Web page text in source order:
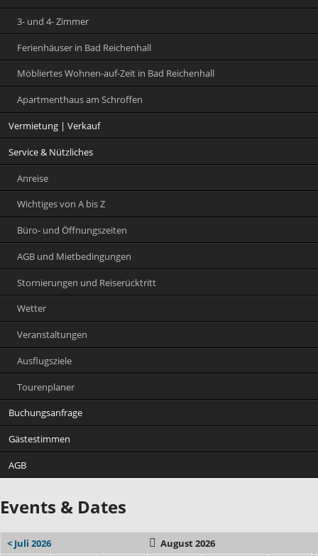
3- und 4- Zimmer
Ferienhäuser in Bad Reichenhall
Möbliertes Wohnen-auf-Zeit in Bad Reichenhall
Apartmenthaus am Schroffen
Vermietung | Verkauf
Service & Nützliches
Anreise
Wichtiges von A bis Z
Büro- und Öffnungszeiten
AGB und Mietbedingungen
Stornierungen und Reiserücktritt
Wetter
Veranstaltungen
Ausflugsziele
Tourenplaner
Buchungsanfrage
Gästestimmen
AGB
Events & Dates
< Juli 2026 August 2026